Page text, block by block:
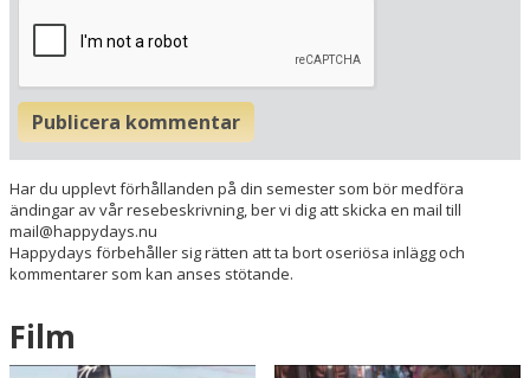
Publicera kommentar
Har du upplevt förhållanden på din semester som bör medföra
ändingar av vår resebeskrivning, ber vi dig att skicka en mail till
mail@happydays.nu
Happydays förbehåller sig rätten att ta bort oseriösa inlägg och
kommentarer som kan anses stötande.
Film